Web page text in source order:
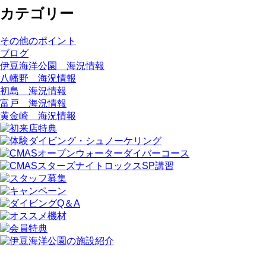
カテゴリー
その他のポイント
ブログ
伊豆海洋公園 海況情報
八幡野 海況情報
初島 海況情報
富戸 海況情報
黄金崎 海況情報